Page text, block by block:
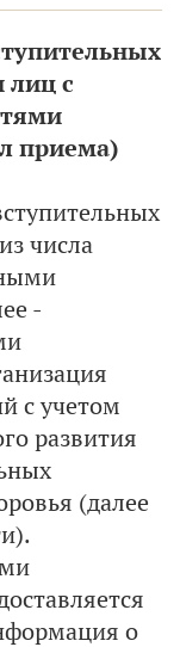
лиц с
приема)
числа
-
с учетом
развития
(далее
о